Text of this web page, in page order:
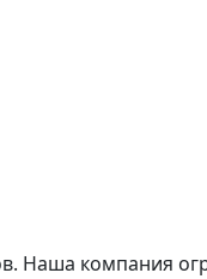
Наша компания